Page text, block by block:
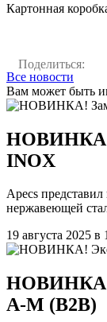
Картонная
Поделиться:
Все новости
Вам может быть
НОВИНКА!
INOX
Apecs
нержавеющей
19 августа 2025 в
НОВИНКА!
A-M (B2B)